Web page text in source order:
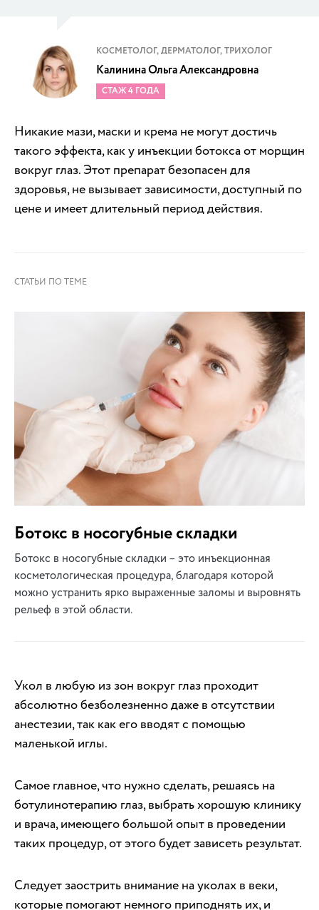
КОСМЕТОЛОГ, ДЕРМАТОЛОГ, ТРИХОЛОГ
Калинина Ольга Александровна
СТАЖ 4 ГОДА
Никакие мази, маски и крема не могут достичь
такого эффекта, как у инъекции ботокса от морщин
вокруг глаз. Этот препарат безопасен для
здоровья, не вызывает зависимости, доступный по
цене и имеет длительный период действия.
Ботокс в носогубные складки
Ботокс в носогубные складки – это инъекционная
косметологическая процедура, благодаря которой
можно устранить ярко выраженные заломы и выровнять
рельеф в этой области.
Укол в любую из зон вокруг глаз проходит
абсолютно безболезненно даже в отсутствии
анестезии, так как его вводят с помощью
маленькой иглы.
Самое главное, что нужно сделать, решаясь на
ботулинотерапию глаз, выбрать хорошую клинику
и врача, имеющего большой опыт в проведении
таких процедур, от этого будет зависеть результат.
Следует заострить внимание на уколах в веки,
которые помогают немного приподнять их, и